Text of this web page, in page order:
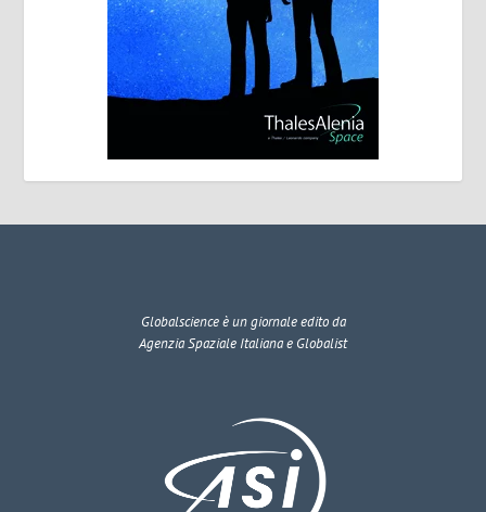
Globalscienceè un giornale edito da
Agenzia Spaziale Italiana e Globalist